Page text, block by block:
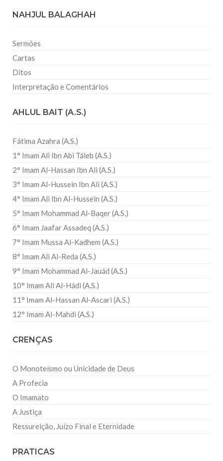
NAHJUL BALAGHAH
Sermões
Cartas
Ditos
Interpretação e Comentários
AHLUL BAIT (A.S.)
Fátima Azahra (A.S.)
1° Imam Ali Ibn Abi Táleb (A.S.)
2° Imam Al-Hassan Ibn Ali (A.S.)
3° Imam Al-Hussein Ibn Ali (A.S.)
4° Imam Ali Ibn Al-Hussein (A.S.)
5° Imam Mohammad Al-Baqer (A.S.)
6° Imam Jaafar Assadeq (A.S.)
7° Imam Mussa Al-Kadhem (A.S.)
8° Imam Ali Al-Reda (A.S.)
9° Imam Mohammad Al-Jauád (A.S.)
10° Imam Ali Al-Hádi (A.S.)
11° Imam Al-Hassan Al-Ascari (A.S.)
12° Imam Al-Mahdi (A.S.)
CRENÇAS
O Monoteísmo ou Unicidade de Deus
A Profecia
O Imamato
A Justiça
Ressureição, Juízo Final e Eternidade
PRATICAS